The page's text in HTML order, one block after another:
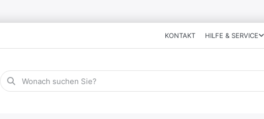
KONTAKT HILFE & SERVICE
Geben Sie einen Suchbegriff ein. Während Sie tippen, erscheinen